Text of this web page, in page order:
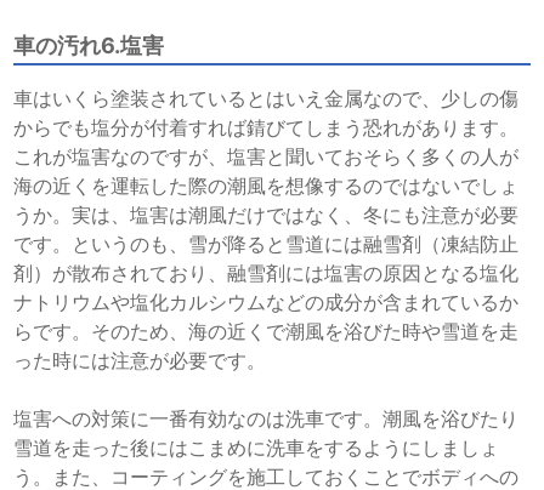
車の汚れ6.塩害
車はいくら塗装されているとはいえ金属なので、少しの傷
からでも塩分が付着すれば錆びてしまう恐れがあります。
これが塩害なのですが、塩害と聞いておそらく多くの人が
海の近くを運転した際の潮風を想像するのではないでしょ
うか。実は、塩害は潮風だけではなく、冬にも注意が必要
です。というのも、雪が降ると雪道には融雪剤（凍結防止
剤）が散布されており、融雪剤には塩害の原因となる塩化
ナトリウムや塩化カルシウムなどの成分が含まれているか
らです。そのため、海の近くで潮風を浴びた時や雪道を走
った時には注意が必要です。
塩害への対策に一番有効なのは洗車です。潮風を浴びたり
雪道を走った後にはこまめに洗車をするようにしましょ
う。また、コーティングを施工しておくことでボディへの